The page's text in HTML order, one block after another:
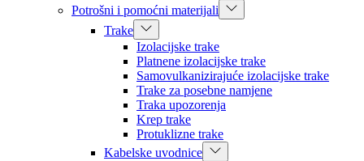
Potrošni i pomoćni materijali
Trake
Izolacijske trake
Platnene izolacijske trake
Samovulkanizirajuće izolacijske trake
Trake za posebne namjene
Traka upozorenja
Krep trake
Protuklizne trake
Kabelske uvodnice